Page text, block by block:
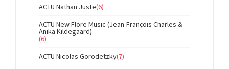
ACTU Nathan Juste(6)
ACTU New Flore Music (Jean-François Charles &
Anika Kildegaard)
(6)
ACTU Nicolas Gorodetzky(7)